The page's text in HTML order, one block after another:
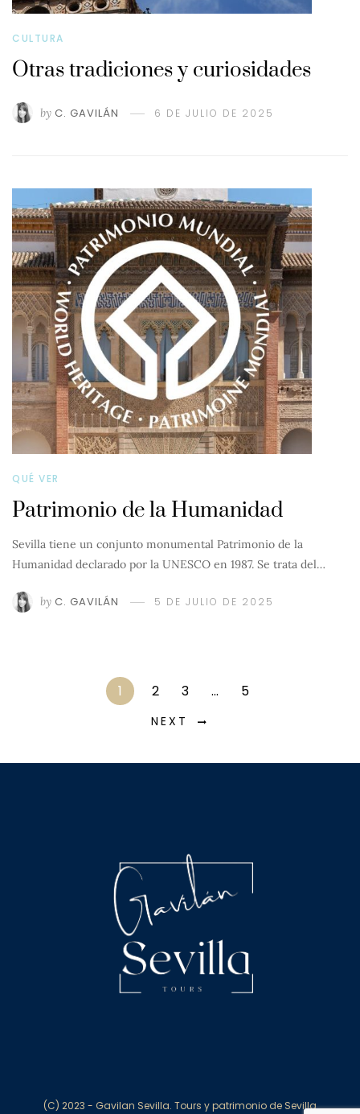
CULTURA
Otras tradiciones y curiosidades
by C. GAVILÁN 6 DE JULIO DE 2025
QUÉ VER
Patrimonio de la Humanidad
Sevilla tiene un conjunto monumental Patrimonio de la
Humanidad declarado por la UNESCO en 1987. Se trata del…
by C. GAVILÁN 5 DE JULIO DE 2025
1 2 3 … 5
NEXT
(C) 2023 - Gavilan Sevilla. Tours y patrimonio de Sevilla